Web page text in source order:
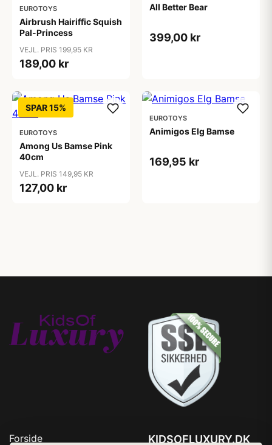
EUROTOYS
Airbrush Hairiffic Squish
Pal-Princess
VEJL. PRIS 199,95 KR
189,00 kr
All Better Bear
399,00 kr
SPAR 15%
EUROTOYS
Among Us Bamse Pink
40cm
VEJL. PRIS 149,95 KR
127,00 kr
EUROTOYS
Animigos Elg Bamse
169,95 kr
Forside KIDSOFLUXURY.DK